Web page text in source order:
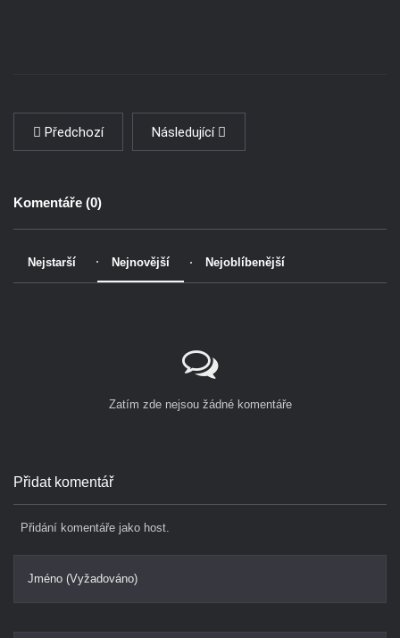
Předchozí Následující
Komentáře (0)
Nejstarší Nejnovější Nejoblíbenější
Zatím zde nejsou žádné komentáře
Přidat komentář
Přidání komentáře jako host.
Jméno (Vyžadováno)